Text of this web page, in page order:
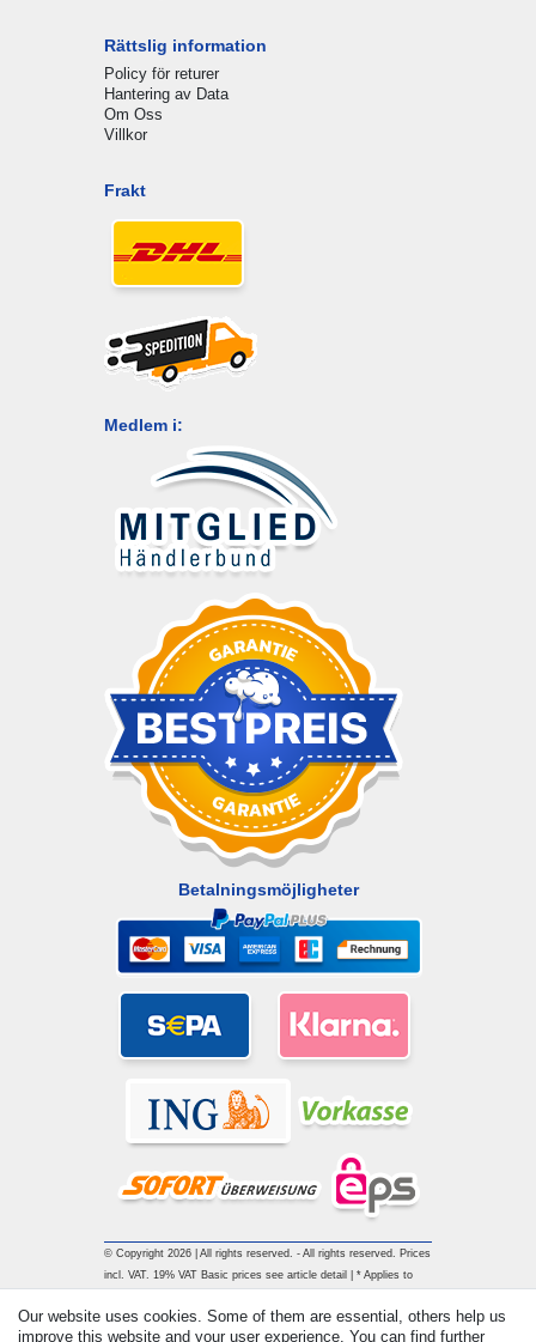
Rättslig information
Policy för returer
Hantering av Data
Om Oss
Villkor
Frakt
Medlem i:
Betalningsmöjligheter
© Copyright 2026 | All rights reserved. - All rights reserved. Prices
incl. VAT. 19% VAT Basic prices see article detail | * Applies to
Our website uses cookies. Some of them are essential, others help us
improve this website and your user experience. You can find further